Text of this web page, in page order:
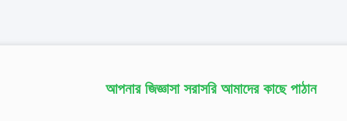
আপনার জিজ্ঞাসা সরাসরি আমাদের কাছে পাঠান